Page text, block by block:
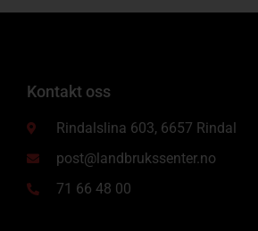
Kontakt oss
Rindalslina 603, 6657 Rindal
post@landbrukssenter.no
71 66 48 00